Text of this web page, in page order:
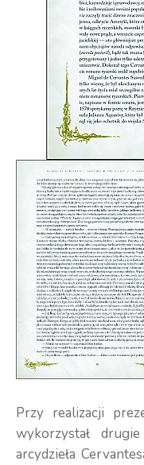
Przy realizacji
wykorzystał
arcydzieła